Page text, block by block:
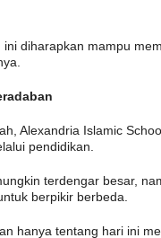
diharapkan mampu
Alexandria Islamic
pendidikan.
terdengar besar,
berpikir berbeda.
hanya tentang hari ini